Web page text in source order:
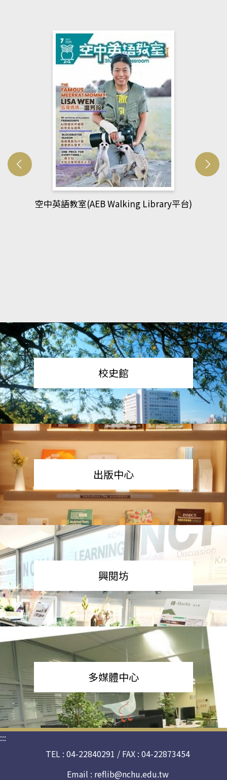
網管人(kono平台)
校史館
出版中心
興閱坊
多媒體中心
:::
TEL : 04-22840291 / FAX : 04-22873454
Email : reflib@nchu.edu.tw